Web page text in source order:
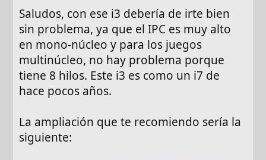
para correr juegos AAA de la actual
generación a Full HD y calidad media-alta
para los próximos 3-4 años. El tema GPU lo
dejaría para más adelante cuando bajen
precios, quiero empezar por cambiar CPU-
placa-RAM y quizá saltar a disco NVME. Los
últimos juegos que me están dando la lata
Integrade. Gracias por la ayuda de
antemano.
Saludos, con ese i3 debería de irte bien
sin problema, ya que el IPC es muy alto
en mono-núcleo y para los juegos
multinúcleo, no hay problema porque
tiene 8 hilos. Este i3 es como un i7 de
hace pocos años.
La ampliación que te recomiendo sería la
siguiente: